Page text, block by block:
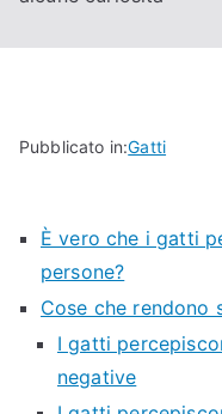
Pubblicato in:Gatti
È vero che i gatti
persone?
Cose che rendono
I gatti
negative